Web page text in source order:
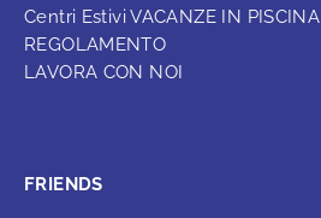
Centri Estivi VACANZE IN PISCINA
REGOLAMENTO
LAVORA CON NOI
FRIENDS